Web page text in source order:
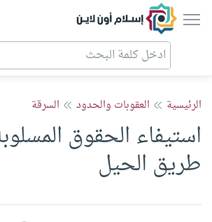
إسلام أون لاين
الرئيسية العقوبات والحدود السرقة
استيفاء الحقوق
طريق الحيل